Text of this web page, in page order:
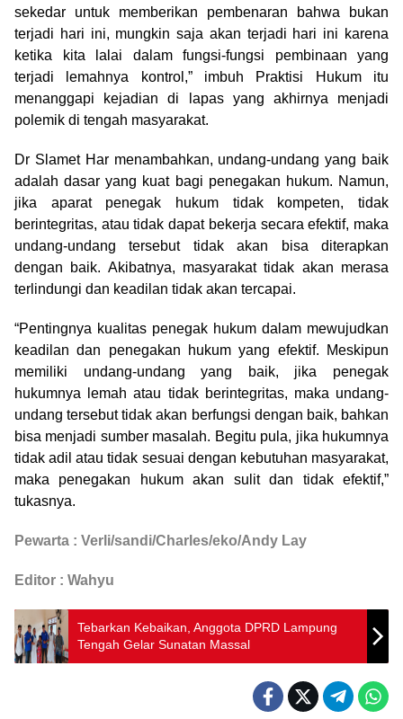
sekedar untuk memberikan pembenaran bahwa bukan
terjadi hari ini, mungkin saja akan terjadi hari ini karena
ketika kita lalai dalam fungsi-fungsi pembinaan yang
terjadi lemahnya kontrol,” imbuh Praktisi Hukum itu
menanggapi kejadian di lapas yang akhirnya menjadi
polemik di tengah masyarakat.
Dr Slamet Har menambahkan, undang-undang yang baik
adalah dasar yang kuat bagi penegakan hukum. Namun,
jika aparat penegak hukum tidak kompeten, tidak
berintegritas, atau tidak dapat bekerja secara efektif, maka
undang-undang tersebut tidak akan bisa diterapkan
dengan baik. Akibatnya, masyarakat tidak akan merasa
terlindungi dan keadilan tidak akan tercapai.
“Pentingnya kualitas penegak hukum dalam mewujudkan
keadilan dan penegakan hukum yang efektif. Meskipun
memiliki undang-undang yang baik, jika penegak
hukumnya lemah atau tidak berintegritas, maka undang-
undang tersebut tidak akan berfungsi dengan baik, bahkan
bisa menjadi sumber masalah. Begitu pula, jika hukumnya
tidak adil atau tidak sesuai dengan kebutuhan masyarakat,
maka penegakan hukum akan sulit dan tidak efektif,”
tukasnya.
Pewarta : Verli/sandi/Charles/eko/Andy Lay
Editor : Wahyu
Tebarkan Kebaikan, Anggota DPRD Lampung
Tengah Gelar Sunatan Massal